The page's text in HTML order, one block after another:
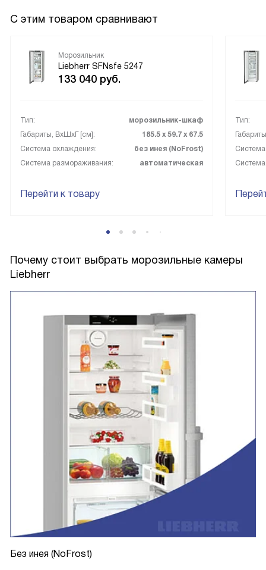
С этим товаром сравнивают
Морозильник
Liebherr SFNsfe 5247
133 040 руб.
Тип:
морозильник-шкаф
Габариты, ВxШxГ [см]:
185.5 х 59.7 х 67.5
Система охлаждения:
без инея (NoFrost)
Система размораживания:
автоматическая
Перейти к товару
Тип:
Почему стоит выбрать морозильные камеры
Liebherr
Без инея (NoFrost)